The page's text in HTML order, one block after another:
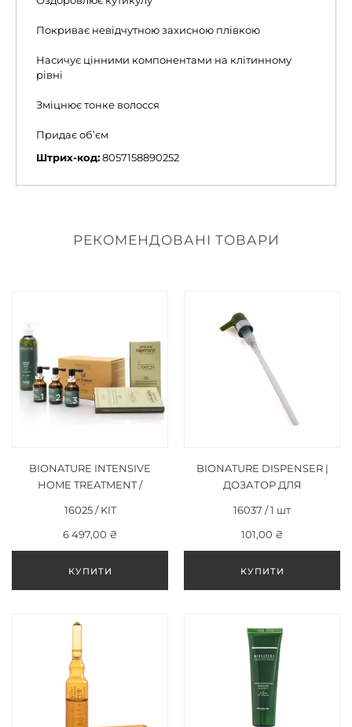
Покриває невідчутною захисною плівкою
Насичує цінними компонентами на клітинному
рівні
Зміцнює тонке волосся
Придає об’єм
Штрих-код:8057158890252
РЕКОМЕНДОВАНІ ТОВАРИ
BIONATURE INTENSIVE
HOME TREATMENT /
ІНТЕНСИВНОГО
ЛІКУВАННЯ ВИПАДІННЯ
ВОЛОССЯ
16025 / KIT
6 497,00 ₴
BIONATURE DISPENSER |
ДОЗАТОР ДЛЯ
16037 / 1 шт
101,00 ₴